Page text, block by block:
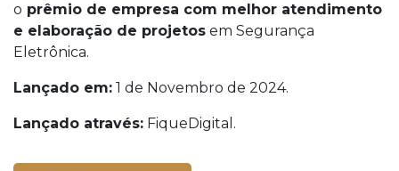
o prêmio de empresa com melhor atendimento
e elaboração de projetos em Segurança
Eletrônica.
Lançado em: 1 de Novembro de 2024.
Lançado através: FiqueDigital.